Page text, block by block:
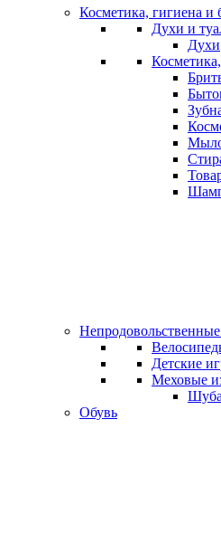
Косметика, гигиена и
Духи и
Духи
Детские
Меховые
Шуба
Обувь